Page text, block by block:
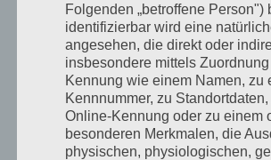
Folgenden „betroffene Person")
identifizierbar wird eine
angesehen, die direkt oder
insbesondere mittels
Kennung wie einem Namen, zu
Kennnummer, zu
Online-Kennung oder zu einem
besonderen Merkmalen, die
physischen, physiologischen,